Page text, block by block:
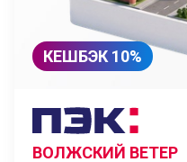
КЕШБЭК 10%
ВОЛЖСКИЙ ВЕТЕР